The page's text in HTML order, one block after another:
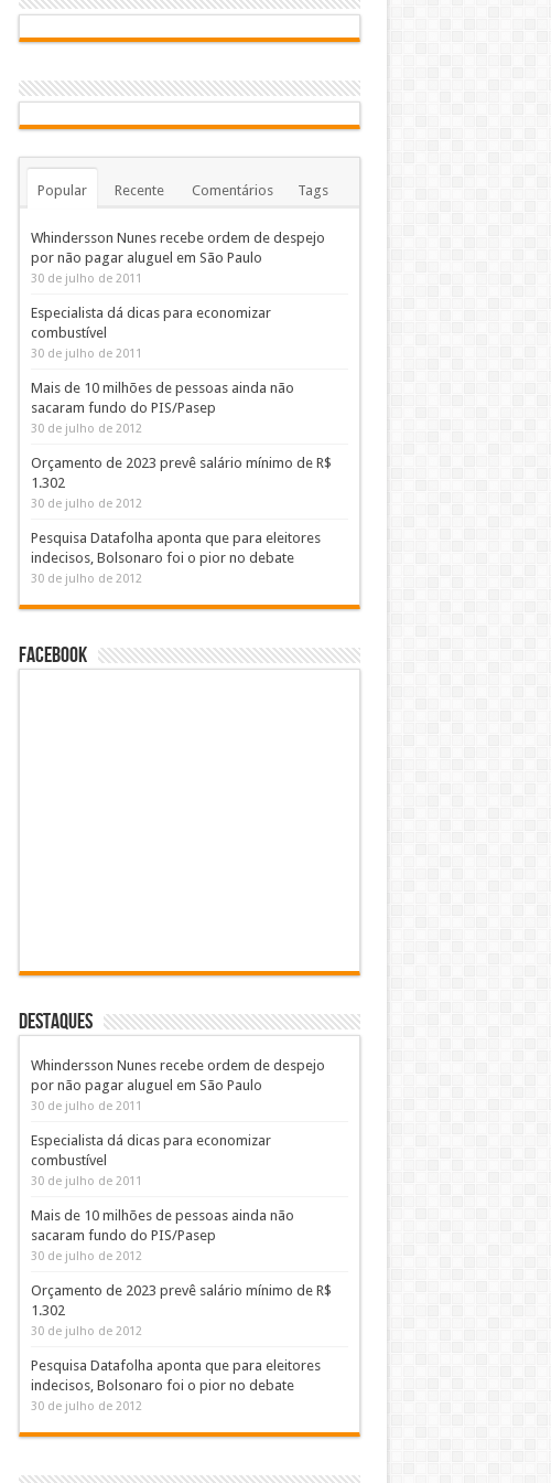
Popular Recente Comentários Tags
Whindersson Nunes recebe ordem de despejo
por não pagar aluguel em São Paulo
30 de julho de 2011
Especialista dá dicas para economizar
combustível
30 de julho de 2011
Mais de 10 milhões de pessoas ainda não
sacaram fundo do PIS/Pasep
30 de julho de 2012
Orçamento de 2023 prevê salário mínimo de R$
1.302
30 de julho de 2012
Pesquisa Datafolha aponta que para eleitores
indecisos, Bolsonaro foi o pior no debate
30 de julho de 2012
Facebook
DESTAQUES
Whindersson Nunes recebe ordem de despejo
por não pagar aluguel em São Paulo
30 de julho de 2011
Especialista dá dicas para economizar
combustível
30 de julho de 2011
Mais de 10 milhões de pessoas ainda não
sacaram fundo do PIS/Pasep
30 de julho de 2012
Orçamento de 2023 prevê salário mínimo de R$
1.302
30 de julho de 2012
Pesquisa Datafolha aponta que para eleitores
indecisos, Bolsonaro foi o pior no debate
30 de julho de 2012